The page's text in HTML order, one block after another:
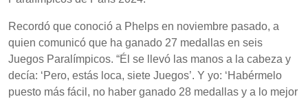
Recordó que conoció a Phelps en noviembre pasado, a
quien comunicó que ha ganado 27 medallas en seis
Juegos Paralímpicos. “Él se llevó las manos a la cabeza y
decía: ‘Pero, estás loca, siete Juegos’. Y yo: ‘Habérmelo
puesto más fácil, no haber ganado 28 medallas y a lo mejor